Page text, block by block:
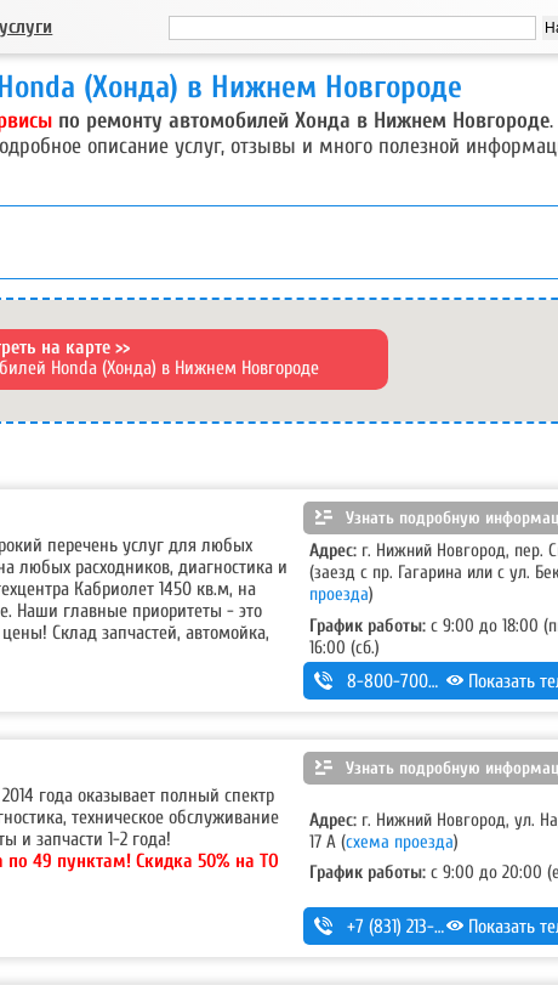
(Хонда) в Нижнем Новгороде
по ремонту автомобилей Хонда в Нижнем Новгороде
описание услуг, отзывы и много полезной
на карте >>
Honda (Хонда) в Нижнем Новгороде
Узнать подробную
перечень услуг для любых
любых расходников, диагностика и
Кабриолет 1450 кв.м, на
Наши главные приоритеты - это
Склад запчастей, автомойка,
Адрес: г. Нижний Новгород, пер.
(заезд с пр. Гагарина или с ул.
проезда)
График работы: с 9:00 до 18:00
16:00 (сб.)
8-800-700-11-42
Показать
Узнать подробную
года оказывает полный спектр
техническое обслуживание
и запчасти 1-2 года!
по 49 пунктам! Скидка 50% на ТО
Адрес: г. Нижний Новгород, ул.
17 А(схема проезда)
График работы: с 9:00 до 20:00
+7 (831) 213-75-75 (доб. 2) Показать